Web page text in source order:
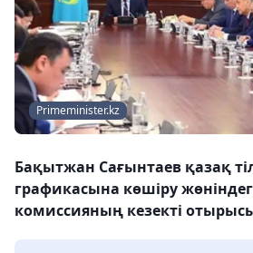
Рrimeminister.kz
Бақытжан Сағынтаев қазақ
графикасына көшіру
комиссияның кезекті